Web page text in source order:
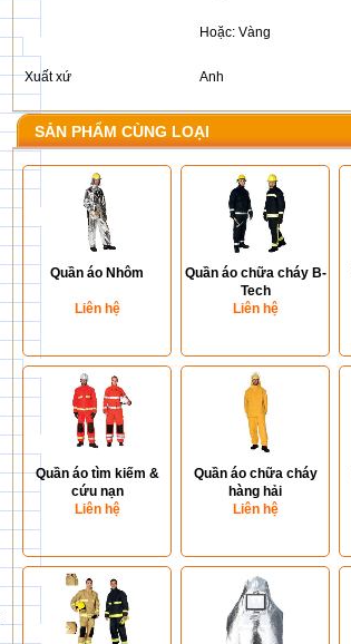
Hoặc: Vàng
Xuất xứ Anh
SẢN PHẨM CÙNG LOẠI
Quần áo Nhôm
Liên hệ
Quần áo chữa cháy B-
Tech
Liên hệ
Quần áo tìm kiếm &
cứu nạn
Liên hệ
Quần áo chữa cháy
hàng hải
Liên hệ